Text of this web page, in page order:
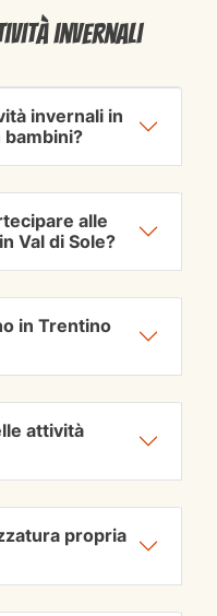
invernali
invernali in
alle
Val di Sole?
in Trentino
attività
propria